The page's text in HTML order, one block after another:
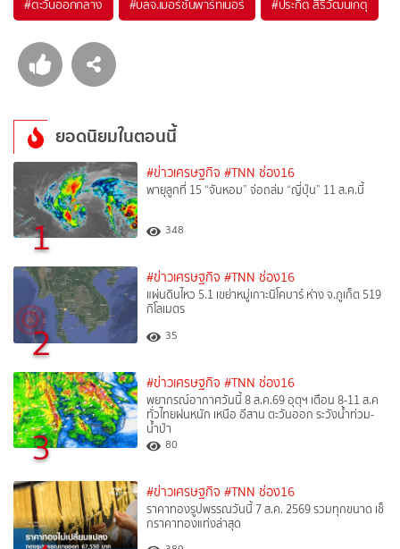
#ตะวันออกกลาง #บลจ.เมอร์ชั่นพาร์ทเนอร์ #ประกิต สิริวัฒนเกตุ
ยอดนิยมในตอนนี้
1
#ข่าวเศรษฐกิจ #TNN ช่อง16
พายุลูกที่ 15 “จันหอม” จ่อถล่ม “ญี่ปุ่น” 11 ส.ค.นี้
348
2
#ข่าวเศรษฐกิจ #TNN ช่อง16
แผ่นดินไหว 5.1 เขย่าหมู่เกาะนิโคบาร์ ห่าง จ.ภูเก็ต 519
กิโลเมตร
35
3
#ข่าวเศรษฐกิจ #TNN ช่อง16
พยากรณ์อากาศวันนี้ 8 ส.ค.69 อุตุฯ เตือน 8-11 ส.ค
ทั่วไทยฝนหนัก เหนือ อีสาน ตะวันออก ระวังน้ำท่วม-
น้ำป่า
80
#ข่าวเศรษฐกิจ #TNN ช่อง16
ราคาทองรูปพรรณวันนี้ 7 ส.ค. 2569 รวมทุกขนาด เช็
กราคาทองแท่งล่าสุด